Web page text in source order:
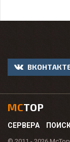
MCTOP
СЕРВЕРА